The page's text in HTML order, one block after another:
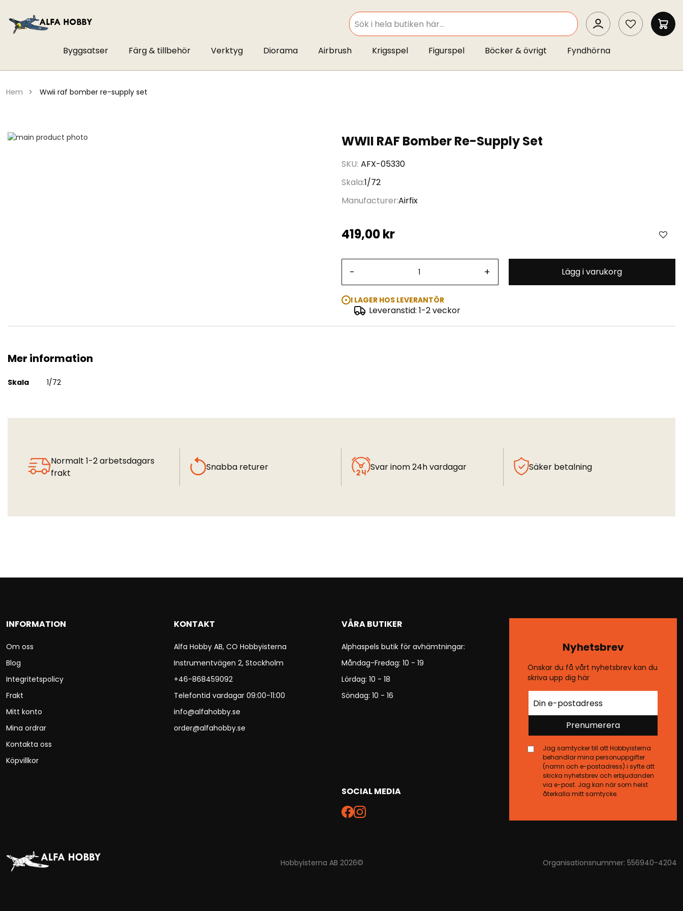
SEARCH
SEARCH
MIN
Byggsatser Färg & tillbehör Verktyg Diorama Airbrush Krigsspel Figurspel Böcker & övrigt Fyndhörna
hem wwii raf bomber re-supply set
WWII RAF Bomber Re-Supply Set
SKU AFX-05330
Skala1/72
ManufacturerAirfix
419,00 kr
- + Lägg i varukorg
I LAGER HOS LEVERANTÖR
Leveranstid: 1-2 veckor
Hoppa
Mer information
Mer
Skala 1/72
Normalt 1-2 arbetsdagars
frakt
Snabba returer Svar inom 24h vardagar Säker betalning
INFORMATION
Om oss
Blog
Integritetspolicy
Frakt
Mitt konto
Mina ordrar
Kontakta oss
Köpvillkor
KONTAKT
Alfa Hobby AB, CO Hobbyisterna
Instrumentvägen 2, Stockholm
+46-868459092
Telefontid vardagar 09:00-11:00
info@alfahobby.se
order@alfahobby.se
VÅRA BUTIKER
Alphaspels butik för avhämtningar:
Måndag-Fredag: 10 - 19
Lördag: 10 - 18
Söndag: 10 - 16
SOCIAL MEDIA
Nyhetsbrev
Önskar du få vårt nyhetsbrev kan du
skriva upp dig här
Prenumerera
Jag samtycker till att Hobbyisterna
behandlar mina personuppgifter
(namn och e-postadress) i syfte att
skicka nyhetsbrev och erbjudanden
via e-post. Jag kan när som helst
återkalla mitt samtycke.
Hobbyisterna AB 2026© Organisationsnummer: 556940-4204